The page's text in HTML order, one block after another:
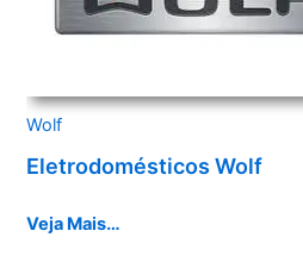
Wolf
Eletrodomésticos Wolf
Veja Mais…